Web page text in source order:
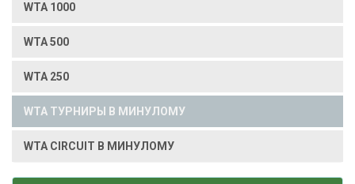
WTA 1000
WTA 500
WTA 250
WTA ТУРНИРЫ В МИНУЛОМУ
WTA CIRCUIT В МИНУЛОМУ